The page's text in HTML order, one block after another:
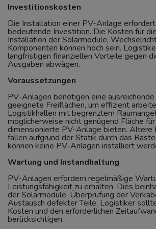
Investitionskosten
Die Installation einer PV-Anlage
bedeutende Investition. Die Kosten für
Installation der Solarmodule,
Komponenten können hoch sein.
langfristigen finanziellen Vorteile gegen
Ausgaben abwägen.
Voraussetzungen
PV-Anlagen benötigen eine
geeignete Freiflächen, um effizient
Logistikhallen mit begrenztem
möglicherweise nicht genügend Fläche
dimensionierte PV-Anlage bieten. Ältere
fallen aufgrund der Statik durch das
können keine PV-Anlagen installiert
Wartung und Instandhaltung
PV-Anlagen erfordern regelmäßige
Leistungsfähigkeit zu erhalten. Dies
der Solarmodule, Überprüfung der
Austausch defekter Teile. Logistiker
Kosten und den erforderlichen
berücksichtigen.